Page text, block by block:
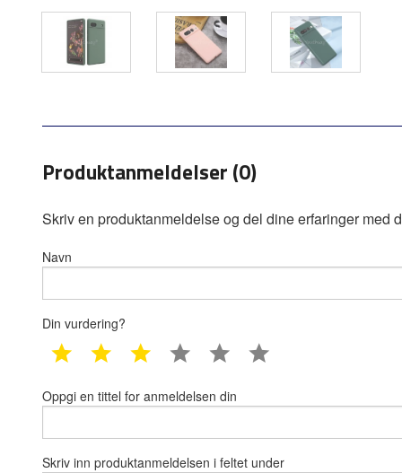
Produktanmeldelser (0)
Skriv en produktanmeldelse og del dine erfaringer med
Navn
Din vurdering?
1 star 2 star 3 star 4 star 5 star
Oppgi en tittel for anmeldelsen din
Skriv inn produktanmeldelsen i feltet under